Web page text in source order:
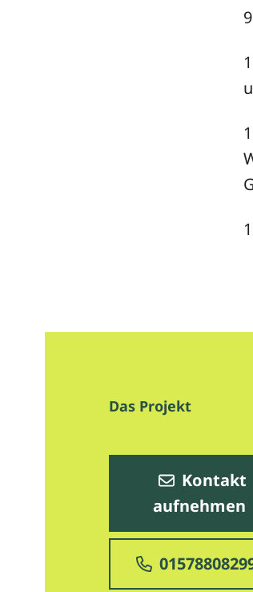
Das Projekt
Kontakt
aufnehmen